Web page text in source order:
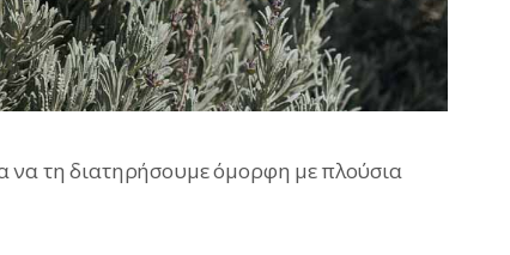
να τη διατηρήσουμε όμορφη με πλούσια